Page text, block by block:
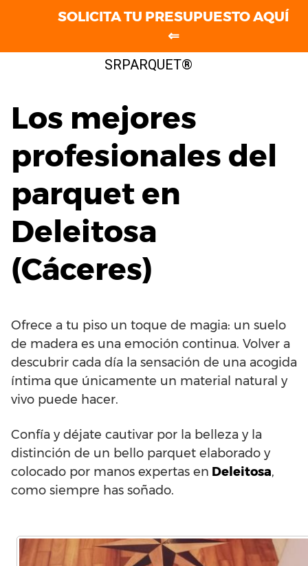
SRPARQUET®
Los mejores
profesionales del
parquet en
Deleitosa
(Cáceres)
Ofrece a tu piso un toque de magia: un suelo
de madera es una emoción continua. Volver a
descubrir cada día la sensación de una acogida
íntima que únicamente un material natural y
vivo puede hacer.
Confía y déjate cautivar por la belleza y la
distinción de un bello parquet elaborado y
colocado por manos expertas en Deleitosa,
como siempre has soñado.
SOLICITA TU PRESUPUESTO AQUÍ
⇐